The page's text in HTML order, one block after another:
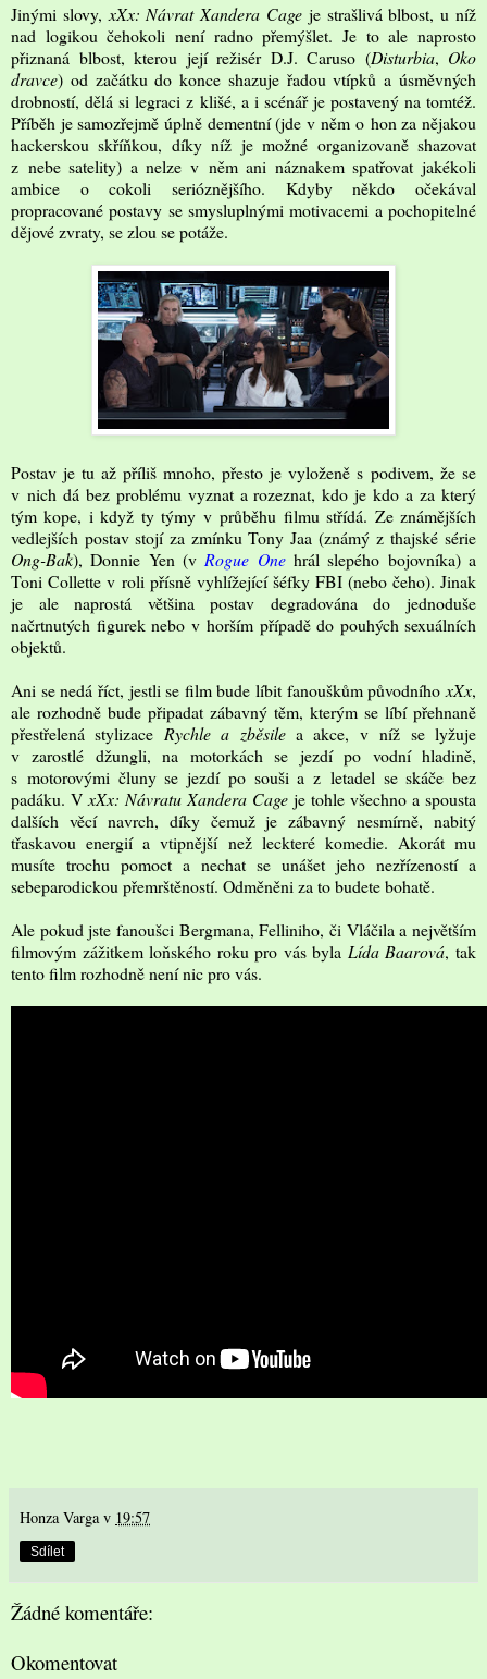
Jinými slovy, xXx: Návrat Xandera Cage je strašlivá blbost, u níž
nad logikou čehokoli není radno přemýšlet. Je to ale naprosto
přiznaná blbost, kterou její režisér D.J. Caruso (Disturbia, Oko
dravce) od začátku do konce shazuje řadou vtípků a úsměvných
drobností, dělá si legraci z klišé, a i scénář je postavený na tomtéž.
Příběh je samozřejmě úplně dementní (jde v něm o hon za nějakou
hackerskou skříňkou, díky níž je možné organizovaně shazovat
z nebe satelity) a nelze v něm ani náznakem spatřovat jakékoli
ambice o cokoli serióznějšího. Kdyby někdo očekával
propracované postavy se smysluplnými motivacemi a pochopitelné
dějové zvraty, se zlou se potáže.
Postav je tu až příliš mnoho, přesto je vyloženě s podivem, že se
v nich dá bez problému vyznat a rozeznat, kdo je kdo a za který
tým kope, i když ty týmy v průběhu filmu střídá. Ze známějších
vedlejších postav stojí za zmínku Tony Jaa (známý z thajské série
Ong-Bak), Donnie Yen (v Rogue Onehrál slepého bojovníka) a
Toni Collette v roli přísně vyhlížející šéfky FBI (nebo čeho). Jinak
je ale naprostá většina postav degradována do jednoduše
načrtnutých figurek nebo v horším případě do pouhých sexuálních
objektů.
Ani se nedá říct, jestli se film bude líbit fanouškům původního xXx,
ale rozhodně bude připadat zábavný těm, kterým se líbí přehnaně
přestřelená stylizace Rychle a zběsilea akce, v níž se lyžuje
v zarostlé džungli, na motorkách se jezdí po vodní hladině,
s motorovými čluny se jezdí po souši a z letadel se skáče bez
padáku. V xXx: Návratu Xandera Cage je tohle všechno a spousta
dalších věcí navrch, díky čemuž je zábavný nesmírně, nabitý
třaskavou energií a vtipnější než leckteré komedie. Akorát mu
musíte trochu pomoct a nechat se unášet jeho nezřízeností a
sebeparodickou přemrštěností. Odměněni za to budete bohatě.
Ale pokud jste fanoušci Bergmana, Felliniho, či Vláčila a největším
filmovým zážitkem loňského roku pro vás byla Lída Baarová, tak
tento film rozhodně není nic pro vás.
Honza Varga v 19:57
Sdílet
Žádné komentáře:
Okomentovat